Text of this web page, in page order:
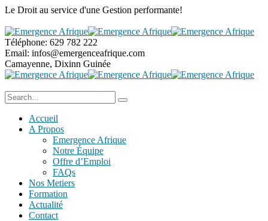
Le Droit au service d'une Gestion performante!
Téléphone: 629 782 222
Email: infos@emergenceafrique.com
Camayenne, Dixinn Guinée
Accueil
A Propos
Emergence Afrique
Notre Équipe
Offre d’Emploi
FAQs
Nos Metiers
Formation
Actualité
Contact